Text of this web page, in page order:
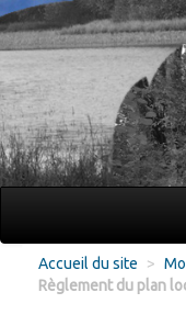
Écoles Jeunesse
Accueil du site >
Règlement du plan